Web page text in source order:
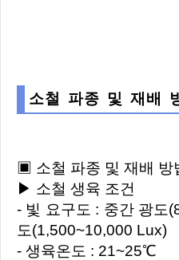
소철 파종 및 재배
▣ 소철 파종 및 재배 방
▶ 소철 생육 조건
- 빛 요구도 : 중간 광도
도(1,500~10,000 Lux)
- 생육온도 : 21~25℃